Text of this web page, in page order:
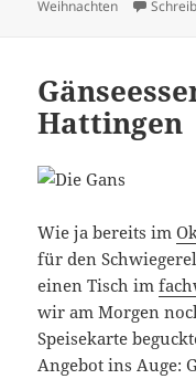
am
Weihnachten
Hattingen
Wie ja bereits im
für den
einen Tisch im
wir am Morgen
Speisekarte
Angebot ins Auge: